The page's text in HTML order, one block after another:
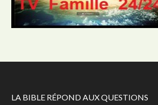
LA BIBLE RÉPOND AUX QUESTIONS